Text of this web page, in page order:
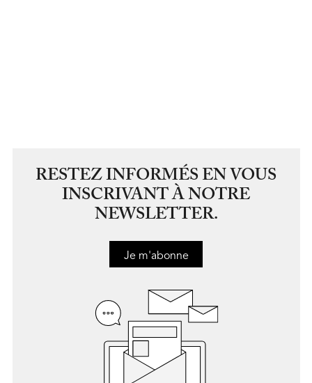
RESTEZ INFORMÉS EN VOUS
INSCRIVANT À NOTRE
NEWSLETTER.
Je m'abonne